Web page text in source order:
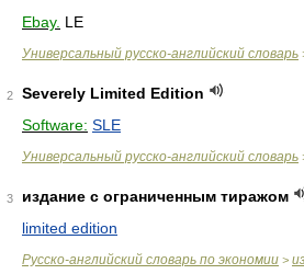
Ebay. LE
Универсальный русско-английский словарь
2
Severely Limited Edition
Software: SLE
Универсальный русско-английский словарь
3
издание с ограниченным тиражом
limited edition
Русско-английский словарь по экономии >